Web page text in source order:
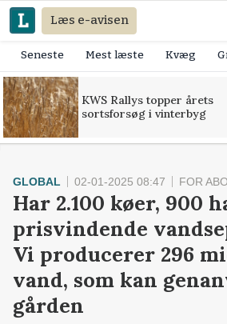
Læs e-avisen
Seneste Mest læste Kvæg
KWS Rallys topper årets
sortsforsøg i vinterbyg
GLOBAL 02-01-2025 08:47 FOR
Har 2.100 køer, 900
prisvindende
Vi producerer 296
vand, som kan
gården